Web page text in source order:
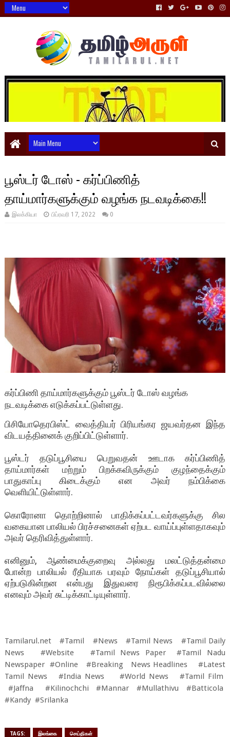
பூஸ்டர் டோஸ் - கர்ப்பிணித்
தாய்மார்களுக்கும் வழங்க நடவடிக்கை!!
இலக்கியா பிப்ரவரி 17, 2022 0
கர்ப்பிணி தாய்மார்களுக்கும் பூஸ்டர் டோஸ் வழங்க
நடவடிக்கை எடுக்கப்பட்டுள்ளது.
பிசியோதெரபிஸ்ட் வைத்தியர் பிரியங்கர ஜயவர்தன இந்த
விடயத்தினைக் குறிப்பிட்டுள்ளார்.
பூஸ்டர் தடுப்பூசியை பெறுவதன் ஊடாக கர்ப்பிணித்
தாய்மார்கள் மற்றும் பிறக்கவிருக்கும் குழந்தைக்கும்
பாதுகாப்பு கிடைக்கும் என அவர் நம்பிக்கை
வெளியிட்டுள்ளார்.
கொரோனா தொற்றினால் பாதிக்கப்பட்டவர்களுக்கு சில
வகையான பாலியல் பிரச்சனைகள் ஏற்பட வாய்ப்புள்ளதாகவும்
அவர் தெரிவித்துள்ளார்.
எனினும், ஆண்மைக்குறைவு அல்லது மலட்டுத்தன்மை
போன்ற பாலியல் ரீதியாக பரவும் நோய்கள் தடுப்பூசியால்
ஏற்படுகின்றன என்பது இதுவரை நிரூபிக்கப்படவில்லை
எனவும் அவர் சுட்டிக்காட்டியுள்ளார்.
Tamilarul.net #Tamil #News #Tamil News #Tamil Daily
News #Website #Tamil News Paper #Tamil Nadu
Newspaper #Online #Breaking News Headlines #Latest
Tamil News #India News #World News #Tamil Film
#Jaffna #Kilinochchi #Mannar #Mullathivu #Batticola
#Kandy #Srilanka
TAGS: இலங்கை செய்திகள்